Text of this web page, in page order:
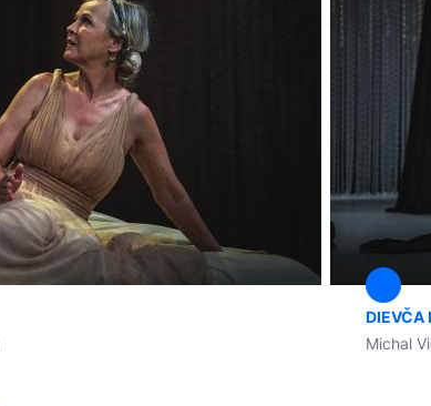
DIEVČA
Michal